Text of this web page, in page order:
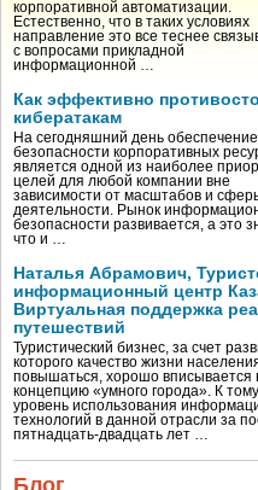
корпоративной автоматизации.
Естественно, что в таких условиях
направление это все теснее
с вопросами прикладной
информационной …
Как эффективно
кибератакам
На сегодняшний день обеспечение
безопасности корпоративных
является одной из наиболее
целей для любой компании вне
зависимости от масштабов и
деятельности. Рынок
безопасности развивается, а это
что и …
Наталья Абрамович,
информационный центр
Виртуальная поддержка
путешествий
Туристический бизнес, за счет
которого качество жизни
повышаться, хорошо вписывается
концепцию «умного города». К
уровень использования
технологий в данной отрасли за
пятнадцать-двадцать лет …
Блог